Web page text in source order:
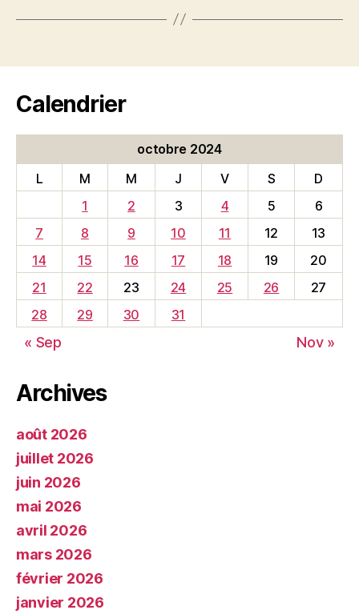
Calendrier
octobre 2024
L
M M J V S
D
1
2 3 4 5
6
7
8 9 10 11 12
13
14
15 16 17 18 19
20
21
22 23 24 25 26
27
28
29 30 31
« Sep Nov »
Archives
août 2026
juillet 2026
juin 2026
mai 2026
avril 2026
mars 2026
février 2026
janvier 2026